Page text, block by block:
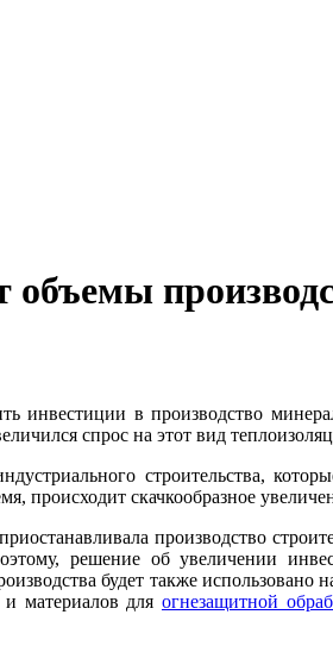
инвестиции в производство
спрос на этот вид
строительства,
происходит скачкообразное
производство
решение об увеличении
будет также
материалов для огнезащитной